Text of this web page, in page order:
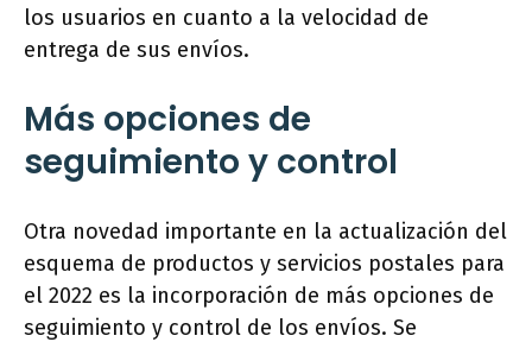
los usuarios en cuanto a la velocidad de
entrega de sus envíos.
Más opciones de
seguimiento y control
Otra novedad importante en la actualización del
esquema de productos y servicios postales para
el 2022 es la incorporación de más opciones de
seguimiento y control de los envíos. Se